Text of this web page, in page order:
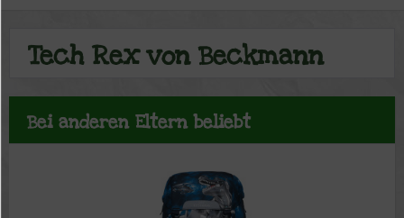
Tech Rex von Beckmann
Bei anderen Eltern beliebt